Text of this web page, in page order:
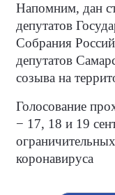
Напомним, дан
депутатов
Собрания
депутатов
созыва на
Голосование
− 17, 18 и 19
коронавируса